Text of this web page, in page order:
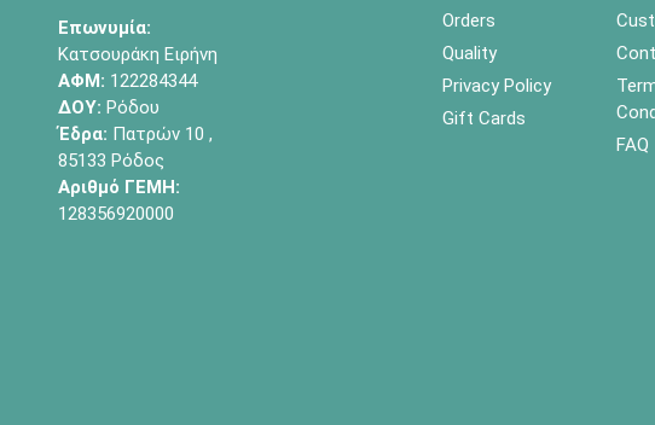
Επωνυμία:
Κατσουράκη Ειρήνη
ΑΦΜ: 122284344
ΔΟΥ: Ρόδου
Έδρα: Πατρών 10 ,
85133 Ρόδος
Αριθμό ΓΕΜΗ:
128356920000
Orders
Quality
Privacy Policy
Gift Cards
FAQ